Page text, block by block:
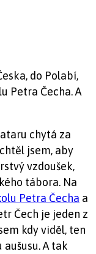
do Polabí,
Petra Čecha. A
chytá za
jsem, aby
vzdoušek,
tábora. Na
Petra Čecha a
Čech je jeden z
kdy viděl, ten
A tak